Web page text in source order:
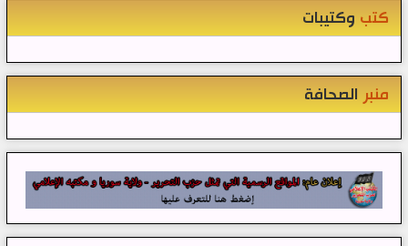
كتب وكتيبات
منبر الصحافة